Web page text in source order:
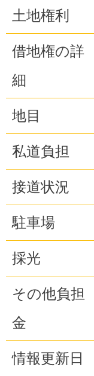
土地権利
借地権の詳
細
地目
私道負担
接道状況
駐車場
採光
その他負担
金
情報更新日